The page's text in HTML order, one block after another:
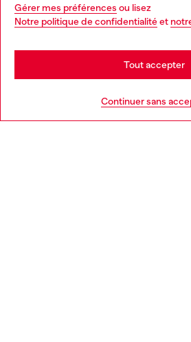
Gérer mes préférences ou lisez
Notre politique de confidentialitéet
Continuer sans
Tout accepter
En savoir plus
You are currently browsing France
may be based in United States